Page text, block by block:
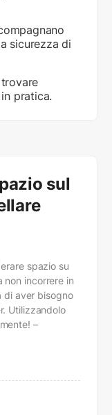
sicurezza di
pratica.
sul
spazio su
non incorrere in
di aver bisogno
Utilizzandolo
–